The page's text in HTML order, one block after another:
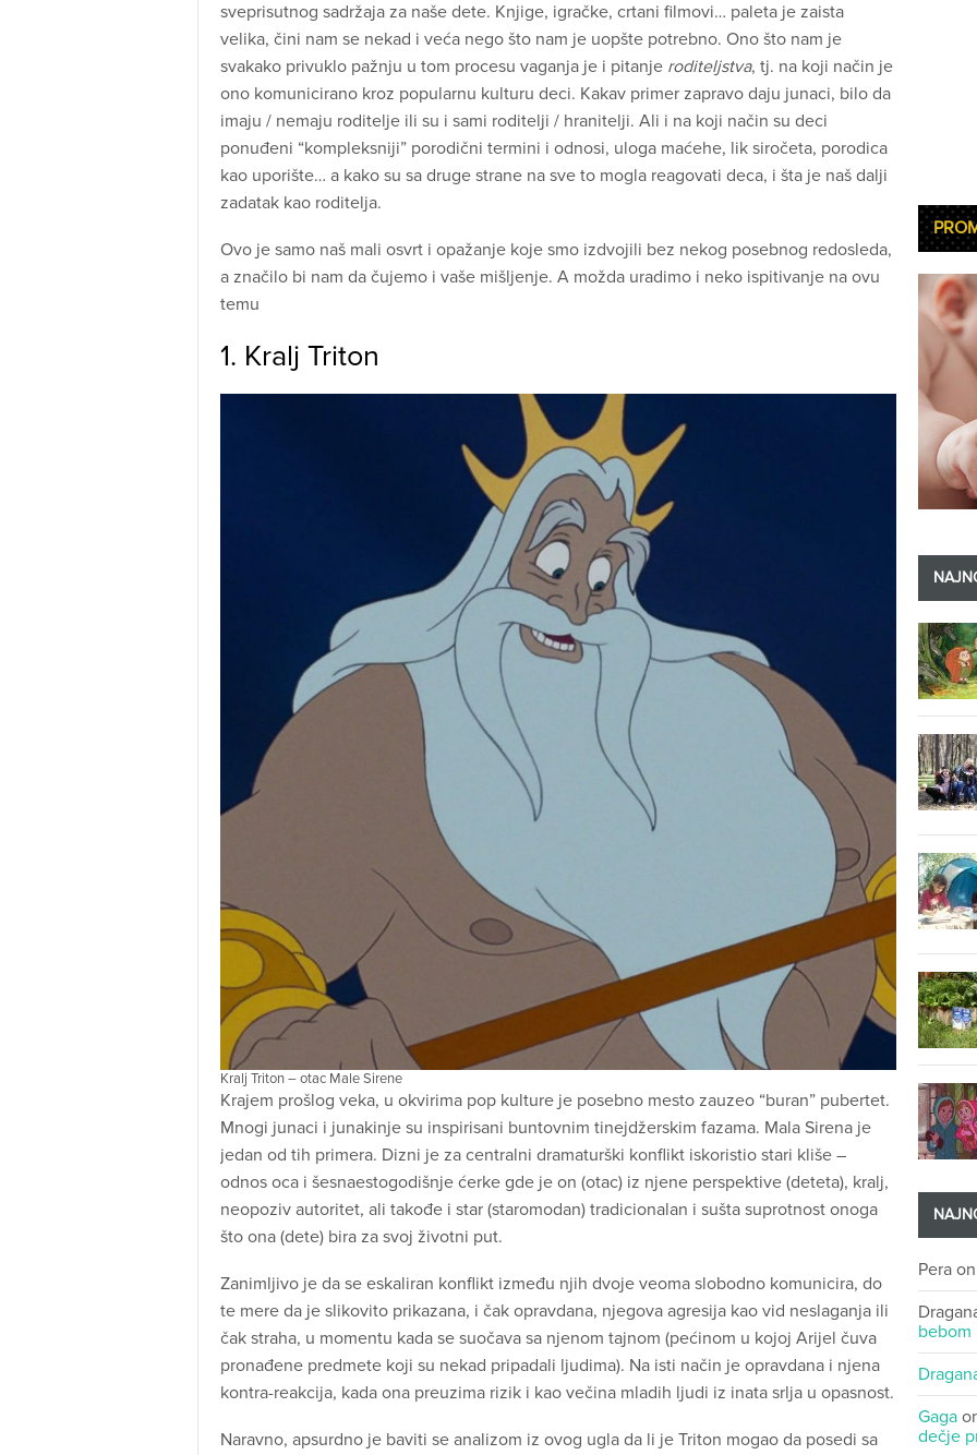
sveprisutnog sadržaja za naše dete. Knjige, igračke, crtani filmovi… paleta je zaista
velika, čini nam se nekad i veća nego što nam je uopšte potrebno. Ono što nam je
svakako privuklo pažnju u tom procesu vaganja je i pitanje roditeljstva, tj. na koji način je
ono komunicirano kroz popularnu kulturu deci. Kakav primer zapravo daju junaci, bilo da
imaju / nemaju roditelje ili su i sami roditelji / hranitelji. Ali i na koji način su deci
ponuđeni “kompleksniji” porodični termini i odnosi, uloga maćehe, lik siročeta, porodica
kao uporište… a kako su sa druge strane na sve to mogla reagovati deca, i šta je naš dalji
zadatak kao roditelja.
Ovo je samo naš mali osvrt i opažanje koje smo izdvojili bez nekog posebnog redosleda,
a značilo bi nam da čujemo i vaše mišljenje. A možda uradimo i neko ispitivanje na ovu
temu
1. Kralj Triton
Kralj Triton – otac Male Sirene
Krajem prošlog veka, u okvirima pop kulture je posebno mesto zauzeo “buran” pubertet.
Mnogi junaci i junakinje su inspirisani buntovnim tinejdžerskim fazama. Mala Sirena je
jedan od tih primera. Dizni je za centralni dramaturški konflikt iskoristio stari kliše –
odnos oca i šesnaestogodišnje ćerke gde je on (otac) iz njene perspektive (deteta), kralj,
neopoziv autoritet, ali takođe i star (staromodan) tradicionalan i sušta suprotnost onoga
što ona (dete) bira za svoj životni put.
Zanimljivo je da se eskaliran konflikt između njih dvoje veoma slobodno komunicira, do
te mere da je slikovito prikazana, i čak opravdana, njegova agresija kao vid neslaganja ili
čak straha, u momentu kada se suočava sa njenom tajnom (pećinom u kojoj Arijel čuva
pronađene predmete koji su nekad pripadali ljudima). Na isti način je opravdana i njena
kontra-reakcija, kada ona preuzima rizik i kao večina mladih ljudi iz inata srlja u opasnost.
Naravno, apsurdno je baviti se analizom iz ovog ugla da li je Triton mogao da posedi sa
Pera
bebom
Gaga
dečje